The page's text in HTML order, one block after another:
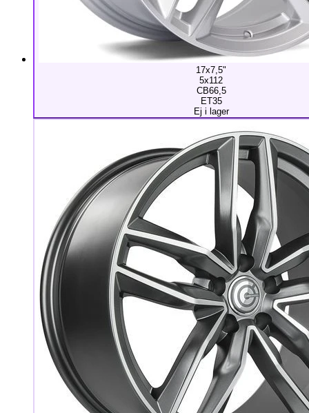
17x7,5"
5x112
CB66,5
ET35
Ej i lager